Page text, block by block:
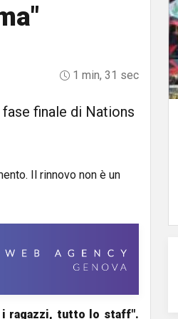
1 min, 31 sec
finale di Nations
ragazzi, tutto lo staff".